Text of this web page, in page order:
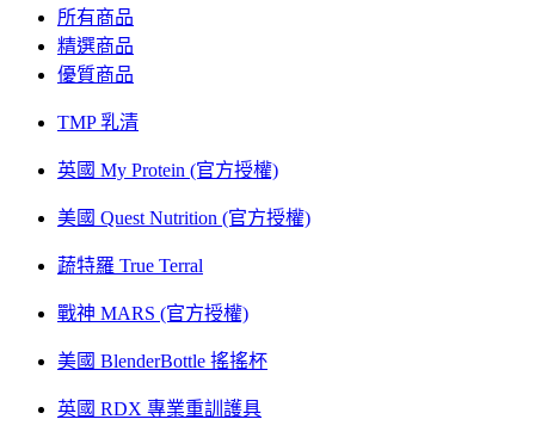
所有商品
精選商品
優質商品
TMP 乳清
英國 My Protein (官方授權)
美國 Quest Nutrition (官方授權)
蔬特羅 True Terral
戰神 MARS (官方授權)
美國 BlenderBottle 搖搖杯
英國 RDX 專業重訓護具